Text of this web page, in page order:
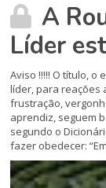
A
Líder
Aviso !!!!! O título,
líder, para reações
frustração,
aprendiz, seguem
segundo o
fazer obedecer: